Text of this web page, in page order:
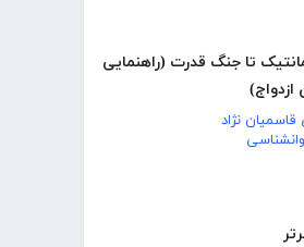
تا جنگ قدرت (راهنمایی
نژاد